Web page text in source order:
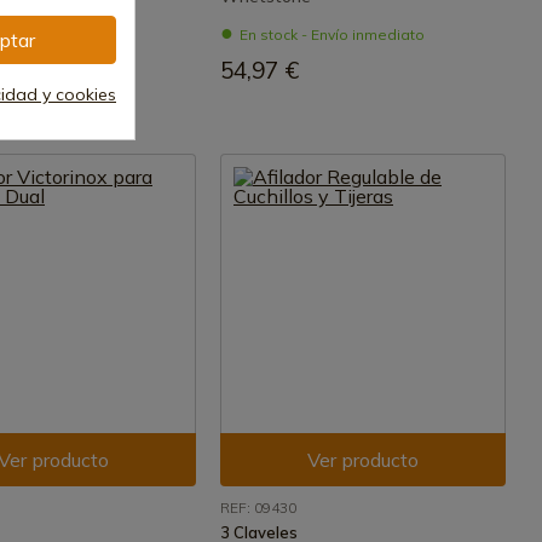
Envío inmediato En stock - Envío inmediato
54,97 €
producto Ver producto
REF: 09430
3 Claveles
y cookies